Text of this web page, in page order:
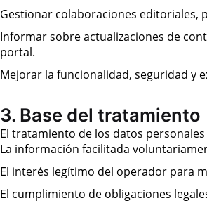
Gestionar colaboraciones editoriales,
Informar sobre actualizaciones de
portal.
Mejorar la funcionalidad, seguridad y
3. Base del tratamiento
El tratamiento de los datos personales
La información facilitada
El interés legítimo del operador para
El cumplimiento de obligaciones